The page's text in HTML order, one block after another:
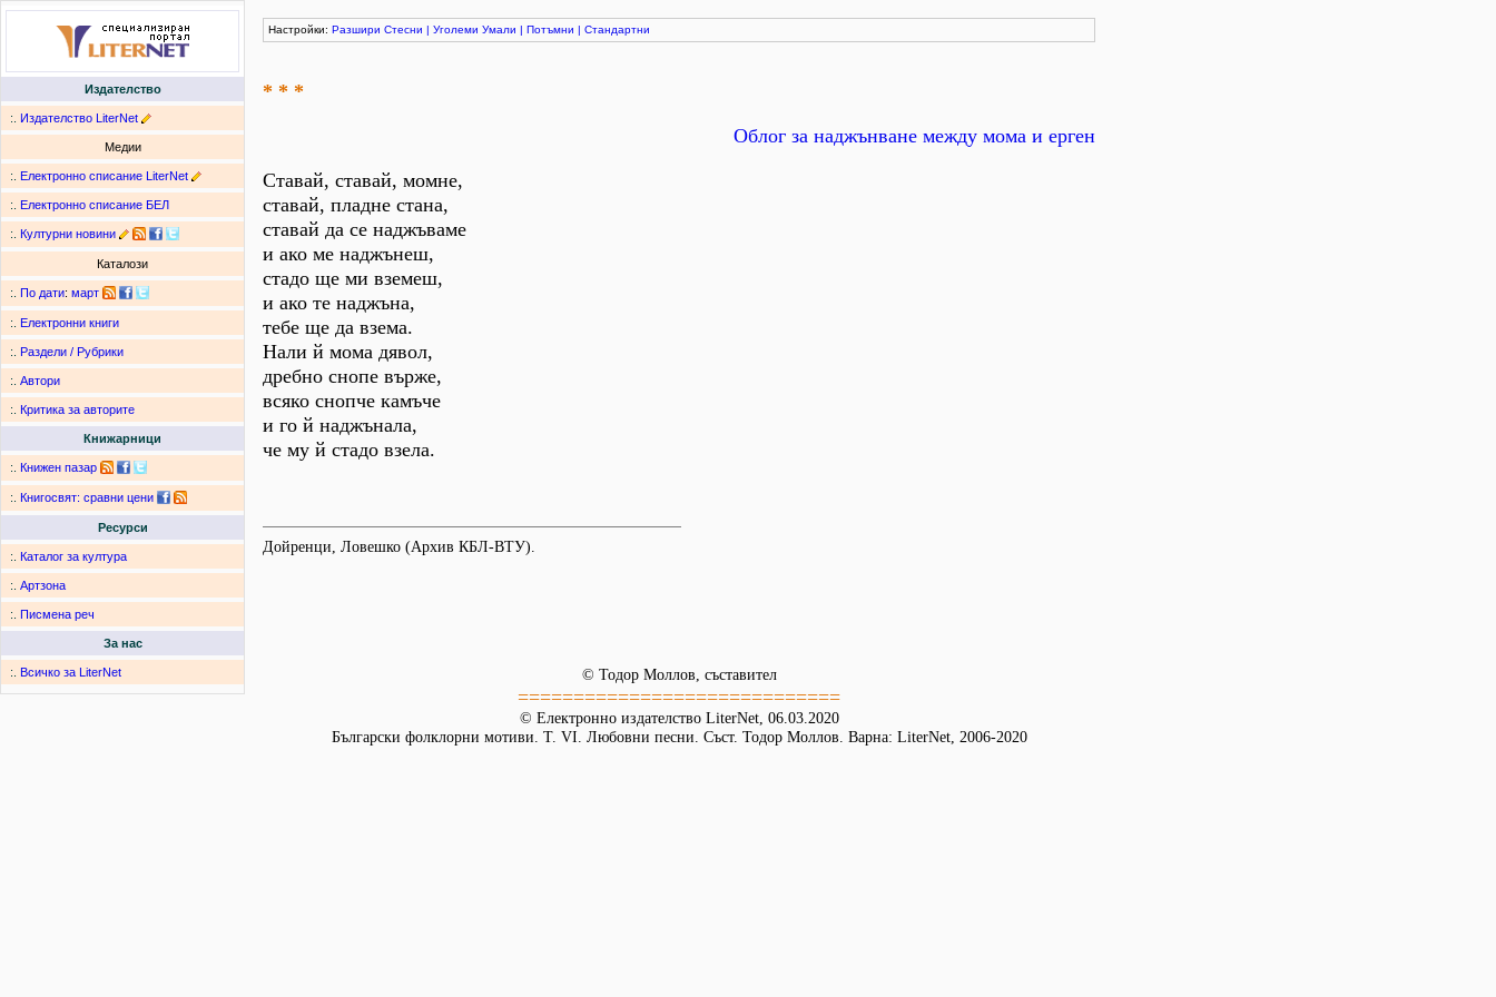
Издателство
:. Издателство LiterNet
Медии
:. Електронно списание LiterNet
:. Електронно списание БЕЛ
:. Културни новини
Каталози
:. По дати: март
:. Електронни книги
:. Раздели / Рубрики
:. Автори
:. Критика за авторите
Книжарници
:. Книжен пазар
:. Книгосвят: сравни цени
Ресурси
:. Каталог за култура
:. Артзона
:. Писмена реч
За нас
:. Всичко за LiterNet
Настройки: Разшири Стесни | Уголеми Умали | Потъмни | Стандартни
* * *
Облог за наджънване между мома и ерген
Ставай, ставай, момне,
ставай, пладне стана,
ставай да се наджъваме
и ако ме наджънеш,
стадо ще ми вземеш,
и ако те наджъна,
тебе ще да взема.
Нали й мома дявол,
дребно снопе върже,
всяко снопче камъче
и го й наджънала,
че му й стадо взела.
Дойренци, Ловешко (Архив КБЛ-ВТУ).
© Тодор Моллов, съставител
=============================
© Електронно издателство LiterNet, 06.03.2020
Български фолклорни мотиви. Т. VI. Любовни песни. Съст. Тодор Моллов. Варна: LiterNet, 2006-2020